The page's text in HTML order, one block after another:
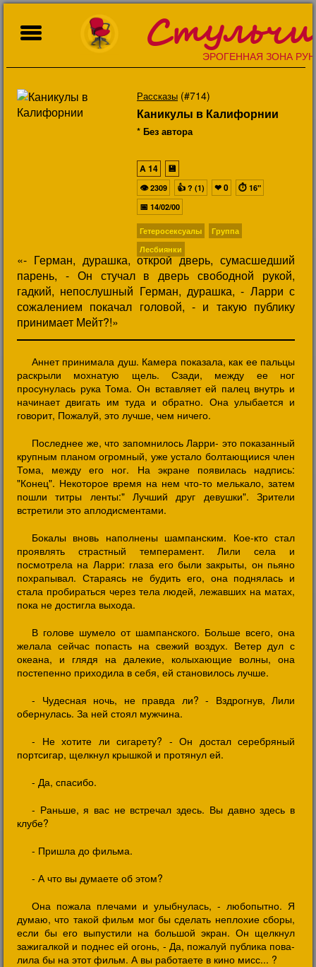
ЭРОГЕННАЯ ЗОНА
Рассказы (#714)
Каникулы в Калифорнии
* Без автора
«- Герман, дурашка, открой дверь, сумасшедший
парень, - Он стучал в дверь свободной рукой,
гадкий, непослушный Герман, дурашка, - Ларри с
сожалением покачал головой, - и такую публику
принимает Мейт?!»
A14
💾
👁2309 👍 ? (1) ❤0 ⏱ 16"
📅 14/02/00
Гетеросексуалы
Группа
Лесбиянки
Аннет принимала душ. Камера показала, как ее пальцы
раскрыли мохнатую щель. Сзади, между ее ног
просунулась рука Тома. Он вставляет ей палец внутрь и
начинает двигать им туда и обратно. Она улыбается и
говорит, Пожалуй, это лучше, чем ничего.
Последнее же, что запомнилось Ларри- это показанный
крупным планом огромный, уже устало болтающиися член
Тома, между его ног. На экране появилась надпись:
"Конец". Некоторое время на нем что-то мелькало, затем
пошли титры ленты:" Лучший друг девушки". Зрители
встретили это аплодисментами.
Бокалы вновь наполнены шампанским. Кое-кто стал
проявлять страстный темперамент. Лили села и
посмотрела на Ларри: глаза его были закрыты, он пьяно
похрапывал. Стараясь не будить его, она поднялась и
стала пробираться через тела людей, лежавших на матах,
пока не достигла выхода.
В голове шумело от шампанского. Больше всего, она
желала сейчас попасть на свежий воздух. Ветер дул с
океана, и глядя на далекие, колыхающие волны, она
постепенно приходила в себя, ей становилось лучше.
- Чудесная ночь, не правда ли? - Вздрогнув, Лили
обернулась. За ней стоял мужчина.
- Не хотите ли сигарету? - Он достал серебряный
портсигар, щелкнул крышкой и протянул ей.
- Да, спасибо.
- Раньше, я вас не встречал здесь. Вы давно здесь в
клубе?
- Пришла до фильма.
- А что вы думаете об этом?
Она пожала плечами и улыбнулась, - любопытно. Я
думаю, что такой фильм мог бы сделать неплохие сборы,
если бы его выпустили на большой экран. Он щелкнул
зажигалкой и поднес ей огонь, - Да, пожалуй публика пова-
лила бы на этот фильм. А вы работаете в кино мисс... ?